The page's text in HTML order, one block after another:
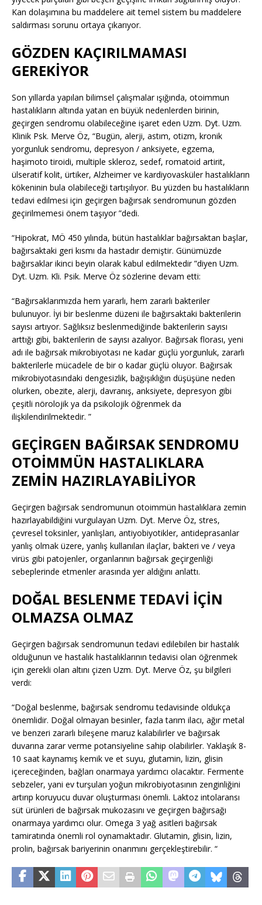
Kan dolaşımına bu maddelere ait temel sistem bu maddelere
saldırması sorunu ortaya çıkarıyor.
GÖZDEN KAÇIRILMAMASI
GEREKİYOR
Son yıllarda yapılan bilimsel çalışmalar ışığında, otoimmun
hastalıkların altında yatan en büyük nedenlerden birinin,
geçirgen sendromu olabileceğine işaret eden Uzm. Dyt. Uzm.
Klinik Psk. Merve Öz, “Bugün, alerji, astım, otizm, kronik
yorgunluk sendromu, depresyon / anksiyete, egzema,
haşimoto tiroidi, multiple skleroz, sedef, romatoid artirit,
ülseratif kolit, ürtiker, Alzheimer ve kardiyovasküler hastalıkların
kökeninin bula olabileceği tartışılıyor. Bu yüzden bu hastalıkların
tedavi edilmesi için geçirgen bağırsak sendromunun gözden
geçirilmemesi önem taşıyor ”dedi.
“Hipokrat, MÖ 450 yılında, bütün hastalıklar bağırsaktan başlar,
bağırsaktaki geri kısmı da hastadır demiştir. Günümüzde
bağırsaklar ikinci beyin olarak kabul edilmektedir ”diyen Uzm.
Dyt. Uzm. Kli. Psik. Merve Öz sözlerine devam etti:
“Bağırsaklarımızda hem yararlı, hem zararlı bakteriler
bulunuyor. İyi bir beslenme düzeni ile bağırsaktaki bakterilerin
sayısı artıyor. Sağlıksız beslenmediğinde bakterilerin sayısı
arttığı gibi, bakterilerin de sayısı azalıyor. Bağırsak florası, yeni
adı ile bağırsak mikrobiyotası ne kadar güçlü yorgunluk, zararlı
bakterilerle mücadele de bir o kadar güçlü oluyor. Bağırsak
mikrobiyotasındaki dengesizlik, bağışıklığın düşüşüne neden
olurken, obezite, alerji, davranış, anksiyete, depresyon gibi
çeşitli nörolojik ya da psikolojik öğrenmek da
ilişkilendirilmektedir. ”
GEÇİRGEN BAĞIRSAK SENDROMU
OTOİMMÜN HASTALIKLARA
ZEMİN HAZIRLAYABİLİYOR
Geçirgen bağırsak sendromunun otoimmün hastalıklara zemin
hazırlayabildiğini vurgulayan Uzm. Dyt. Merve Öz, stres,
çevresel toksinler, yanlışları, antiyobiyotikler, antideprasanlar
yanlış olmak üzere, yanlış kullanılan ilaçlar, bakteri ve / veya
virüs gibi patojenler, organlarının bağırsak geçirgenliği
sebeplerinde etmenler arasında yer aldığını anlattı.
DOĞAL BESLENME TEDAVİ İÇİN
OLMAZSA OLMAZ
Geçirgen bağırsak sendromunun tedavi edilebilen bir hastalık
olduğunun ve hastalık hastalıklarının tedavisi olan öğrenmek
için gerekli olan altını çizen Uzm. Dyt. Merve Öz, şu bilgileri
verdi:
“Doğal beslenme, bağırsak sendromu tedavisinde oldukça
önemlidir. Doğal olmayan besinler, fazla tarım ilacı, ağır metal
ve benzeri zararlı bileşene maruz kalabilirler ve bağırsak
duvarına zarar verme potansiyeline sahip olabilirler. Yaklaşık 8-
10 saat kaynamış kemik ve et suyu, glutamin, lizin, glisin
içereceğinden, bağları onarmaya yardımcı olacaktır. Fermente
sebzeler, yani ev turşuları yoğun mikrobiyotasının zenginliğini
artırıp koruyucu duvar oluşturması önemli. Laktoz intolaransı
süt ürünleri de bağırsak mukozasını ve geçirgen bağırsağı
onarmaya yardımcı olur. Omega 3 yağ asitleri bağırsak
tamiratında önemli rol oynamaktadır. Glutamin, glisin, lizin,
prolin, bağırsak bariyerinin onarımını gerçekleştirebilir. “